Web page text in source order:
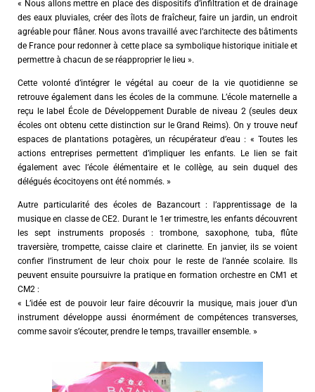
« Nous allons mettre en place des dispositifs d’infiltration et de drainage
des eaux pluviales, créer des îlots de fraîcheur, faire un jardin, un endroit
agréable pour flâner. Nous avons travaillé avec l’architecte des bâtiments
de France pour redonner à cette place sa symbolique historique initiale et
permettre à chacun de se réapproprier le lieu ».
Cette volonté d’intégrer le végétal au coeur de la vie quotidienne se
retrouve également dans les écoles de la commune. L’école maternelle a
reçu le label École de Développement Durable de niveau 2 (seules deux
écoles ont obtenu cette distinction sur le Grand Reims). On y trouve neuf
espaces de plantations potagères, un récupérateur d’eau : « Toutes les
actions entreprises permettent d’impliquer les enfants. Le lien se fait
également avec l’école élémentaire et le collège, au sein duquel des
délégués écocitoyens ont été nommés. »
Autre particularité des écoles de Bazancourt : l’apprentissage de la
musique en classe de CE2. Durant le 1er trimestre, les enfants découvrent
les sept instruments proposés : trombone, saxophone, tuba, flûte
traversière, trompette, caisse claire et clarinette. En janvier, ils se voient
confier l’instrument de leur choix pour le reste de l’année scolaire. Ils
peuvent ensuite poursuivre la pratique en formation orchestre en CM1 et
CM2 :
« L’idée est de pouvoir leur faire découvrir la musique, mais jouer d’un
instrument développe aussi énormément de compétences transverses,
comme savoir s’écouter, prendre le temps, travailler ensemble. »